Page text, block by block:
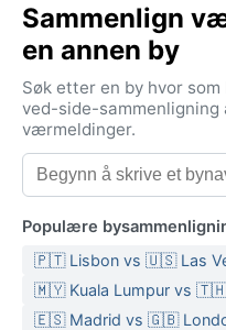
langs kysten gir
unna masseturismen.
Klimaet er tropisk
tørr og våt årstid.
april er varme og fuktige,
regnbyger, spesielt i
23–28 °C og friskere
høy hele året. Pakk
våte perioder, badetøy
anbefales hvis du skal
Sammenlign
en annen by
Søk etter en by hvor
ved-side-sammenligning
værmeldinger.
Populære
🇵🇹 Lisbon vs 🇺🇸 Las
🇲🇾 Kuala Lumpur vs 🇹🇭
🇪🇸 Madrid vs 🇬🇧